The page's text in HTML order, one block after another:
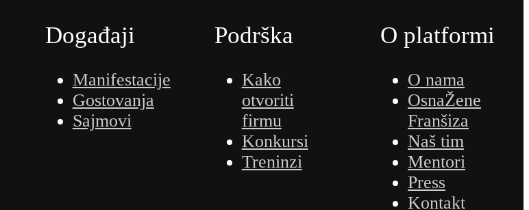
Događaji
Manifestacije
Gostovanja
Sajmovi
Podrška
Kako
otvoriti
firmu
Konkursi
Treninzi
O platformi
O nama
OsnaŽene
Franšiza
Naš tim
Mentori
Press
Kontakt